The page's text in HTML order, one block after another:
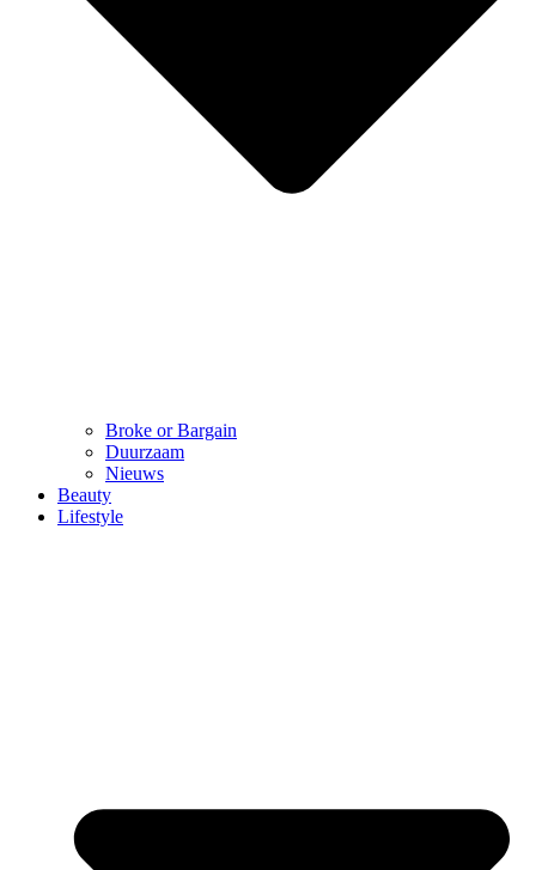
Broke or Bargain
Duurzaam
Nieuws
Beauty
Lifestyle